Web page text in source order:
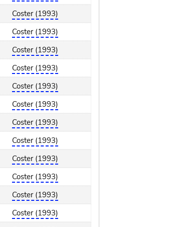
Coster (1993)
Coster (1993)
Coster (1993)
Coster (1993)
Coster (1993)
Coster (1993)
Coster (1993)
Coster (1993)
Coster (1993)
Coster (1993)
Coster (1993)
Coster (1993)